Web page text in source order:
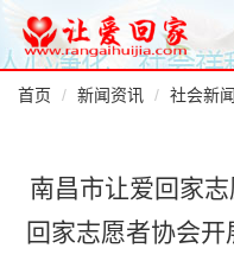
首页 新闻资讯 社会新闻
南昌市让爱回家
回家志愿者协会